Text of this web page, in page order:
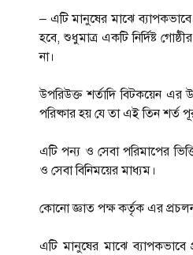
– এটি মানুষের মাঝে
হবে, শুধুমাত্র একটি নির্দিষ্ট
না।
উপরিউক্ত শর্তাদি বিটকয়েন
পরিষ্কার হয় যে তা এই তিন শর্ত
এটি পন্য ও সেবা পরিমাপের
ও সেবা বিনিময়ের মাধ্যম।
কোনো জ্ঞাত পক্ষ কর্তৃক এর
এটি মানুষের মাঝে